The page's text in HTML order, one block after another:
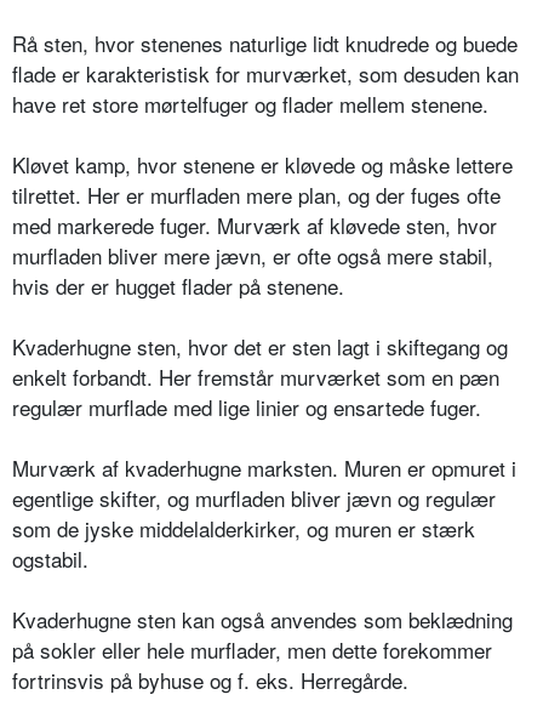
Rå sten, hvor stenenes naturlige lidt knudrede og buede
flade er karakteristisk for murværket, som desuden kan
have ret store mørtelfuger og flader mellem stenene.
Kløvet kamp, hvor stenene er kløvede og måske lettere
tilrettet. Her er murfladen mere plan, og der fuges ofte
med markerede fuger. Murværk af kløvede sten, hvor
murfladen bliver mere jævn, er ofte også mere stabil,
hvis der er hugget flader på stenene.
Kvaderhugne sten, hvor det er sten lagt i skiftegang og
enkelt forbandt. Her fremstår murværket som en pæn
regulær murflade med lige linier og ensartede fuger.
Murværk af kvaderhugne marksten. Muren er opmuret i
egentlige skifter, og murfladen bliver jævn og regulær
som de jyske middelalderkirker, og muren er stærk
ogstabil.
Kvaderhugne sten kan også anvendes som beklædning
på sokler eller hele murflader, men dette forekommer
fortrinsvis på byhuse og f. eks. Herregårde.